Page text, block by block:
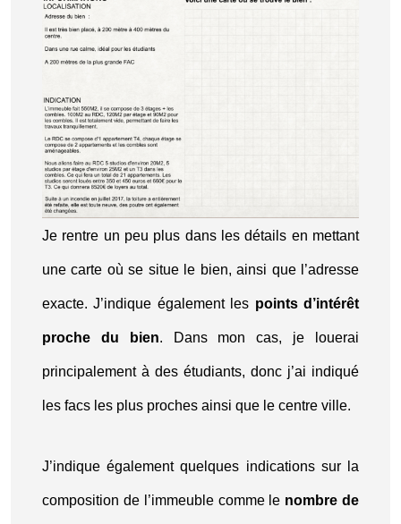
Je rentre un peu plus dans les détails en mettant
une carte où se situe le bien, ainsi que l’adresse
exacte. J’indique également les points d’intérêt
proche du bien. Dans mon cas, je louerai
principalement à des étudiants, donc j’ai indiqué
les facs les plus proches ainsi que le centre ville.
J’indique également quelques indications sur la
composition de l’immeuble comme le nombre de